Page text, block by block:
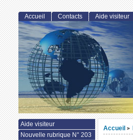
Accueil >
Accueil Contacts Aide visiteur
Aide visiteur
Nouvelle rubrique N° 203